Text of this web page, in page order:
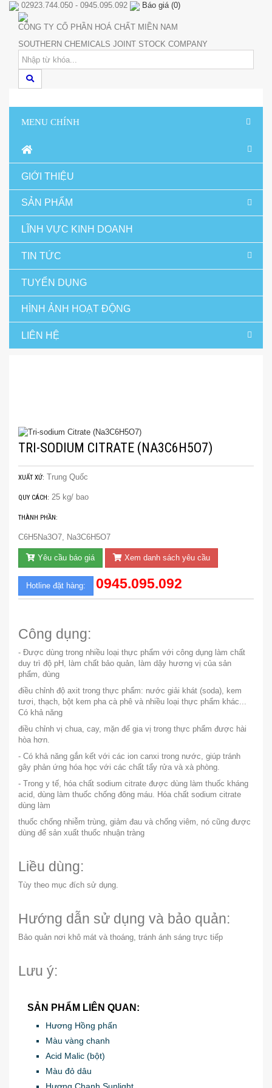
02923.744.050 - 0945.095.092 Báo giá(0)
CÔNG TY CỔ PHẦN HOÁ CHẤT MIỀN NAM
SOUTHERN CHEMICALS JOINT STOCK COMPANY
MENU CHÍNH
GIỚI THIỆU
SẢN PHẨM
LĨNH VỰC KINH DOANH
TIN TỨC
TUYỂN DỤNG
HÌNH ẢNH HOẠT ĐỘNG
LIÊN HỆ
TRI-SODIUM CITRATE (NA3C6H5O7)
XUẤT XỨ: Trung Quốc
QUY CÁCH: 25 kg/ bao
THÀNH PHẦN:
C6H5Na3O7, Na3C6H5O7
Yêu cầu báo giá Xem danh sách yêu cầu
Hotline đặt hàng: 0945.095.092
Công dụng:
- Được dùng trong nhiều loại thực phẩm với công dụng làm chất
duy trì độ pH, làm chất bảo quản, làm dậy hương vị của sản
phẩm, dùng
điều chỉnh độ axit trong thực phẩm: nước giải khát (soda), kem
tươi, thạch, bột kem pha cà phê và nhiều loại thực phẩm khác...
Có khả năng
điều chỉnh vị chua, cay, mặn để gia vị trong thực phẩm được hài
hòa hơn.
- Có khả năng gắn kết với các ion canxi trong nước, giúp tránh
gây phản ứng hóa học với các chất tẩy rửa và xà phòng.
- Trong y tế, hóa chất sodium citrate được dùng làm thuốc kháng
acid, dùng làm thuốc chống đông máu. Hóa chất sodium citrate
dùng làm
thuốc chống nhiễm trùng, giảm đau và chống viêm, nó cũng được
dùng để sản xuất thuốc nhuận tràng
Liều dùng:
Tùy theo mục đích sử dụng.
Hướng dẫn sử dụng và bảo quản:
Bảo quản nơi khô mát và thoáng, tránh ánh sáng trực tiếp
Lưu ý:
SẢN PHẨM LIÊN QUAN:
Hương Hồng phấn
Màu vàng chanh
Acid Malic (bột)
Màu đỏ dâu
Hương Chanh Sunlight